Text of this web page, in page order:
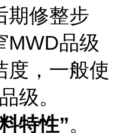
期修整步
MWD品级
度，一般使
级。
特性”。